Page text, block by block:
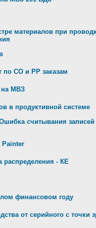
материалов при
по СО и РР заказам
на МВЗ
в продуктивной системе
считывания записей
Painter
распределения - КЕ
финансовом году
от серийного с точки